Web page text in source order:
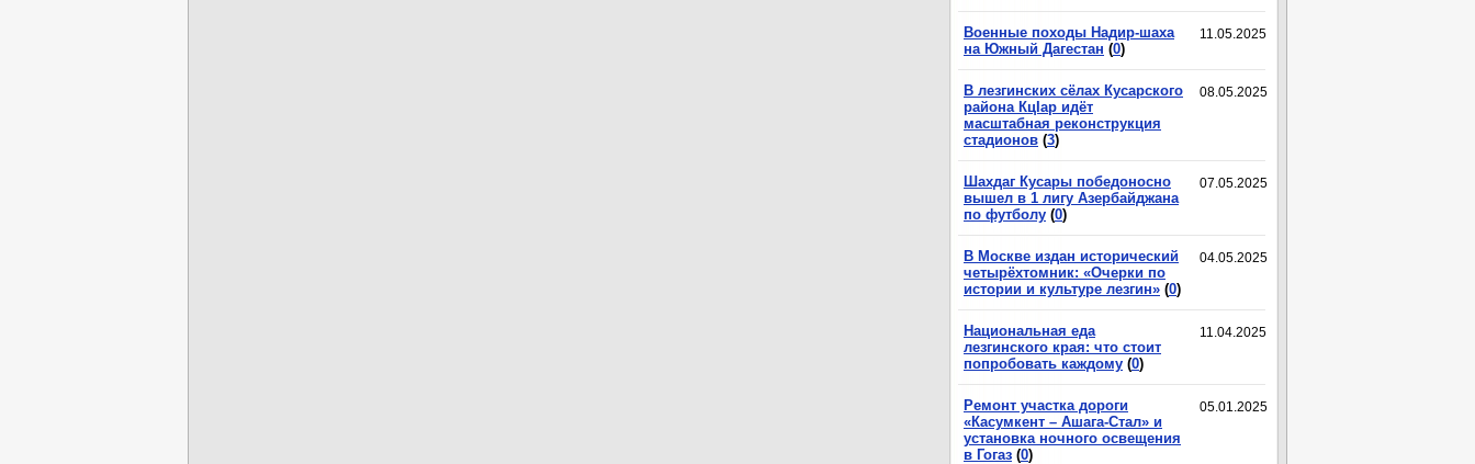
11.05.2025
Военные походы Надир-шаха
на Южный Дагестан (0)
08.05.2025
В лезгинских сёлах Кусарского
района КцIар идёт
масштабная реконструкция
стадионов (3)
07.05.2025
Шахдаг Кусары победоносно
вышел в 1 лигу Азербайджана
по футболу (0)
04.05.2025
В Москве издан исторический
четырёхтомник: «Очерки по
истории и культуре лезгин» (0)
11.04.2025
Национальная еда
лезгинского края: что стоит
попробовать каждому (0)
05.01.2025
Ремонт участка дороги
«Касумкент – Ашага-Стал» и
установка ночного освещения
в Гогаз (0)